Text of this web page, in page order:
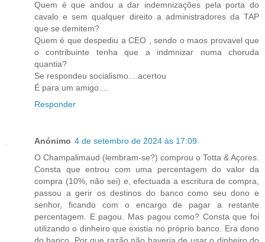
Quem é que andou a dar indemnizações pela porta do
cavalo e sem qualquer direito a administradores da TAP
que se demitem?
Quem é que despediu a CEO , sendo o maos provavel que
o contribuinte tenha que a indmnizar numa choruda
quantia?
Se respondeu socialismo....acertou
É para um amigo....
Responder
Anónimo 4 de setembro de 2024 às 17:09
O Champalimaud (lembram-se?) comprou o Totta & Açores.
Consta que entrou com uma percentagem do valor da
compra (10%, não sei) e, efectuada a escritura de compra,
passou a gerir os destinos do banco como seu dono e
senhor, ficando com o encargo de pagar a restante
percentagem. E pagou. Mas pagou como? Consta que foi
utilizando o dinheiro que existia no próprio banco. Era dono